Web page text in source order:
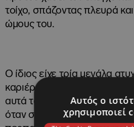
τοίχο, σπάζοντας πλευρά
ώμους του.
Ο ίδιος είχε τρία μεγάλα
καριέρα του, τα οποία τον
αυτά τον άφησε αναίσθητο
όταν συνήλθε έπρεπε να
Αυτός ο
χρησιμοποιεί